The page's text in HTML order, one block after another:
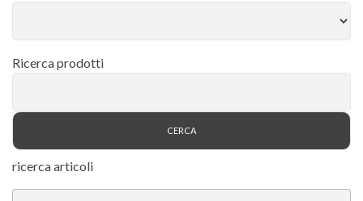
Ricerca prodotti
ricerca articoli